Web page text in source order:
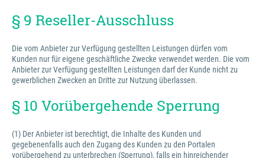
§ 9 Reseller-Ausschluss
Die vom Anbieter zur Verfügung gestellten Leistungen dürfen vom
Kunden nur für eigene geschäftliche Zwecke verwendet werden. Die vom
Anbieter zur Verfügung gestellten Leistungen darf der Kunde nicht zu
gewerblichen Zwecken an Dritte zur Nutzung überlassen.
§ 10 Vorübergehende Sperrung
(1) Der Anbieter ist berechtigt, die Inhalte des Kunden und
gegebenenfalls auch den Zugang des Kunden zu den Portalen
vorübergehend zu unterbrechen (Sperrung), falls ein hinreichender